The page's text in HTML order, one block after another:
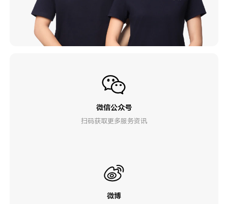
微信公众号
扫码获取更多服务资讯
微博